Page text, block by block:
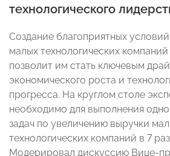
технологического
Создание благоприятных
малых технологических
позволит им стать ключевым
экономического роста и
прогресса. На круглом столе
необходимо для выполнения
задач по увеличению выручки
технологических компаний в 7
Модерировал дискуссию Вице-